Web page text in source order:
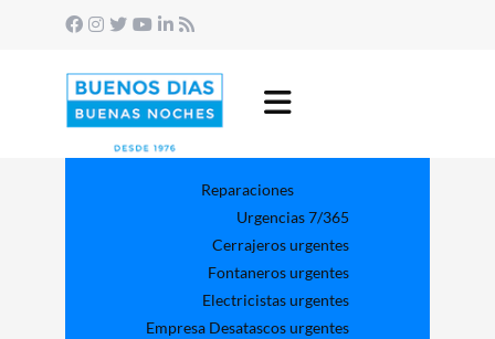
Reparaciones
Urgencias 7/365
Cerrajeros urgentes
Fontaneros urgentes
Electricistas urgentes
Empresa Desatascos urgentes